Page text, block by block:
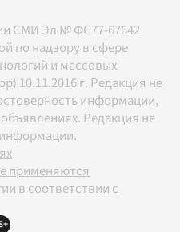
СМИ Эл № ФС77-67642
по надзору в сфере
и массовых
10.11.2016 г. Редакция не
информации,
Редакция не
применяются
в соответствии с